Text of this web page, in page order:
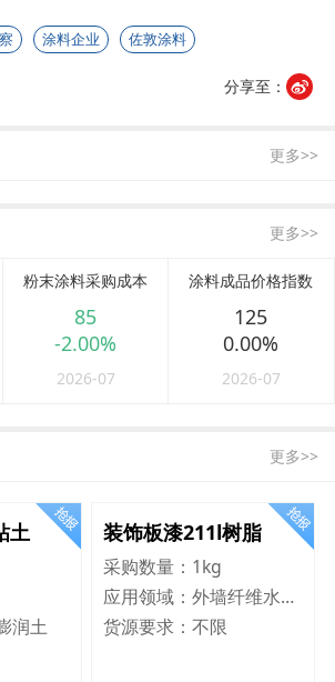
涂料企业 佐敦涂料
分享至：
更多>>
更多>>
粉末涂料采购成本
85
-2.00%
2026-07
涂料成品价格指数
125
0.00%
2026-07
更多>>
土
润土
装饰板漆211l树脂
采购数量： 1kg
应用领域：
外墙纤维水泥板
货源要求：不限